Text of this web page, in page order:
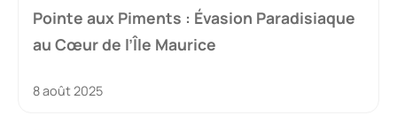
Pointe aux Piments : Évasion Paradisiaque
au Cœur de l’Île Maurice
8 août 2025